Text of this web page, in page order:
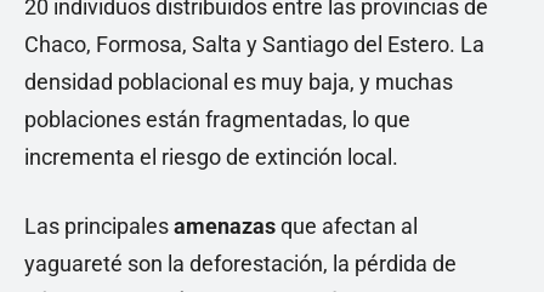
20 individuos distribuidos entre las provincias de
Chaco, Formosa, Salta y Santiago del Estero. La
densidad poblacional es muy baja, y muchas
poblaciones están fragmentadas, lo que
incrementa el riesgo de extinción local.
Las principalesamenazasque afectan al
yaguareté son la deforestación, la pérdida de